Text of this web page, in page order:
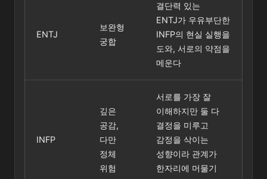
ENTJ
보완형
궁합
결단력 있는
ENTJ가 우유부단한
INFP의 현실 실행을
도와, 서로의 약점을
메운다
INFP
깊은
공감,
다만
정체
위험
서로를 가장 잘
이해하지만 둘 다
결정을 미루고
감정을 삭이는
성향이라 관계가
한자리에 머물기